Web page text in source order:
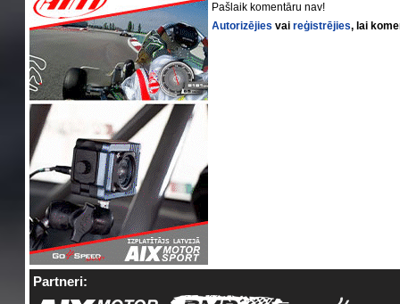
Pašlaik komentāru nav!
Autorizējies vaireģistrējies, lai
Partneri: